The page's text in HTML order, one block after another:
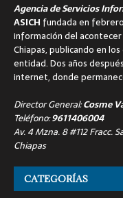
Agencia de Servicios
ASICH fundada en
información del
Chiapas, publicando en
entidad. Dos años
internet, donde
Director General:Cosme
Teléfono:9611406004
Av. 4 Mzna. 8 #112 Fracc.
Chiapas
CATEGORÍAS